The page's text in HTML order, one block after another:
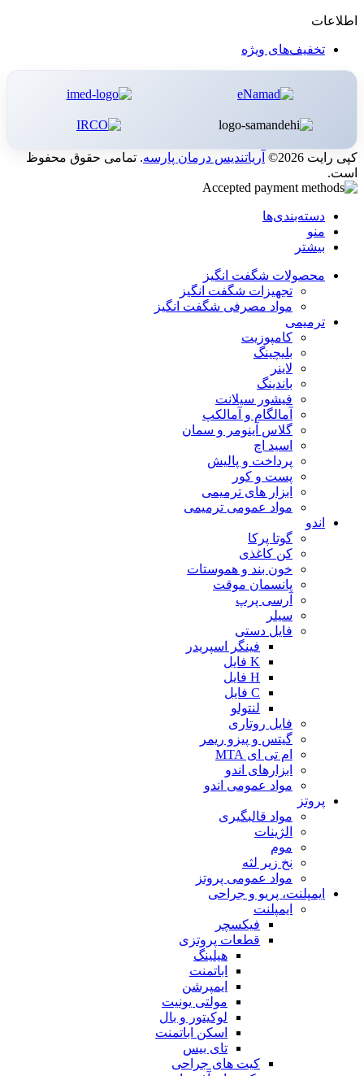
اطلاعات
تخفیف‌های ویژه
کپی رایت 2026© آریاتندیس درمان پارسه. تمامی حقوق محفوظ
است.
دسته‌بندی‌ها
منو
بیشتر
محصولات شگفت انگیز
تجهیزات شگفت انگیز
مواد مصرفی شگفت انگیز
ترمیمی
کامپوزیت
بلیچینگ
لاینر
باندینگ
فیشور سیلانت
آمالگام و آمالکپ
گلاس آینومر و سمان
اسید اچ
پرداخت و پالیش
پست و کور
ابزار های ترمیمی
مواد عمومی ترمیمی
اندو
گوتا پرکا
کن کاغذی
خون بند و هموستات
پانسمان موقت
آرسی پرپ
سیلر
فایل دستی
فینگر اسپریدر
K فایل
H فایل
C فایل
لنتولو
فایل روتاری
گیتس و پیزو ریمر
ام تی ای MTA
ابزارهای اندو
مواد عمومی اندو
پروتز
مواد قالبگیری
الژینات
موم
نخ زیر لثه
مواد عمومی پروتز
ایمپلنت، پریو و جراحی
ایمپلنت
فیکسچر
قطعات پروتزی
هیلینگ
اباتمنت
ایمپرشن
مولتی یونیت
لوکیتور و بال
اسکن اباتمنت
تای بیس
کیت های جراحی